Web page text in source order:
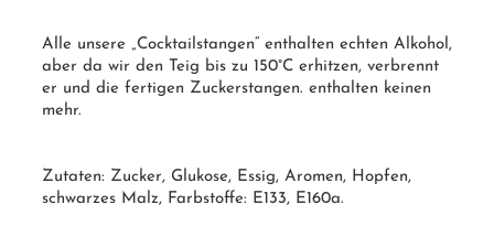
Alle unsere „Cocktailstangen“ enthalten echten Alkohol,
aber da wir den Teig bis zu 150°C erhitzen, verbrennt
er und die fertigen Zuckerstangen. enthalten keinen
mehr.
Zutaten: Zucker, Glukose, Essig, Aromen, Hopfen,
schwarzes Malz, Farbstoffe: E133, E160a.